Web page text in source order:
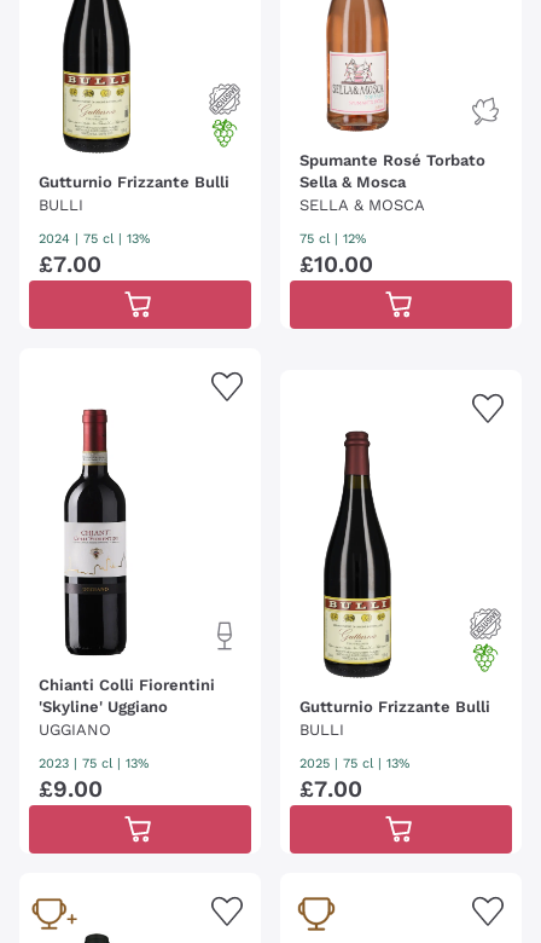
Gutturnio Frizzante Bulli
BULLI
2024 | 75 cl | 13%
£7.00
Spumante Rosé Torbato
Sella & Mosca
SELLA & MOSCA
75 cl | 12%
£10.00
Chianti Colli Fiorentini
'Skyline' Uggiano
UGGIANO
2023 | 75 cl | 13%
£9.00
Gutturnio Frizzante Bulli
BULLI
2025 | 75 cl | 13%
£7.00